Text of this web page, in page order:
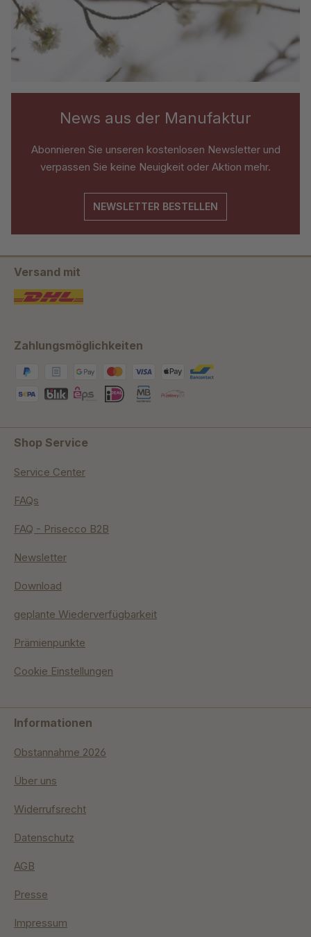
News aus der Manufaktur
Abonnieren Sie unseren kostenlosen Newsletter und
verpassen Sie keine Neuigkeit oder Aktion mehr.
NEWSLETTER BESTELLEN
Versand mit
Zahlungsmöglichkeiten
Shop Service
Service Center
FAQs
FAQ - Prisecco B2B
Newsletter
Download
geplante Wiederverfügbarkeit
Prämienpunkte
Cookie Einstellungen
Informationen
Obstannahme 2026
Über uns
Widerrufsrecht
Datenschutz
AGB
Presse
Impressum